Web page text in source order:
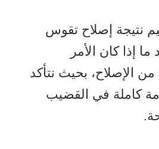
نتيجة إصلاح تقوس
إذا كان الأمر
الإصلاح، بحيث نتأكد
كاملة في القضيب